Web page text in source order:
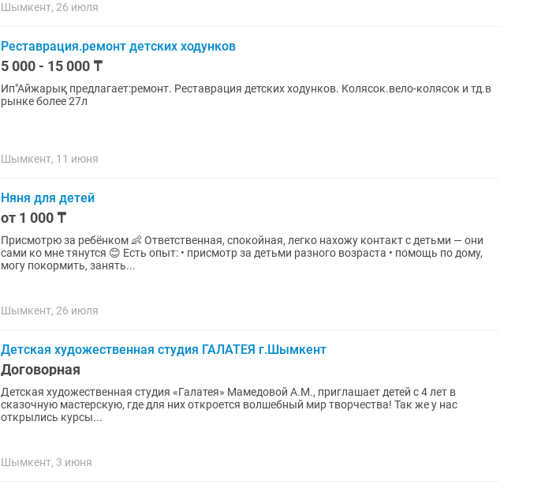
Шымкент, 26 июля
Реставрация.ремонт детских ходунков
5 000 - 15 000 ₸
Ип"Айжарық предлагает:ремонт. Реставрация детских ходунков. Колясок.вело-колясок и тд.в
рынке более 27л
Шымкент, 11 июня
Няня для детей
от 1 000 ₸
Присмотрю за ребёнком 👶 Ответственная, спокойная, легко нахожу контакт с детьми — они
сами ко мне тянутся 😊 Есть опыт: • присмотр за детьми разного возраста • помощь по дому,
могу покормить, занять...
Шымкент, 26 июля
Детская художественная студия ГАЛАТЕЯ г.Шымкент
Договорная
Детская художественная студия «Галатея» Мамедовой А.М., приглашает детей с 4 лет в
сказочную мастерскую, где для них откроется волшебный мир творчества! Так же у нас
открылись курсы...
Шымкент, 3 июня